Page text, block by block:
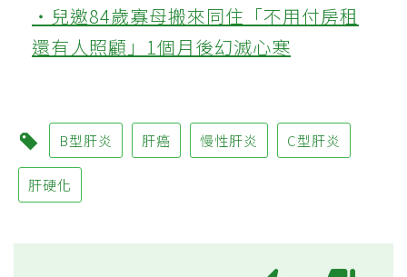
‧兒邀84歲寡母搬來同住「不用付房租
還有人照顧」1個月後幻滅心寒
B型肝炎 肝癌 慢性肝炎 C型肝炎
肝硬化